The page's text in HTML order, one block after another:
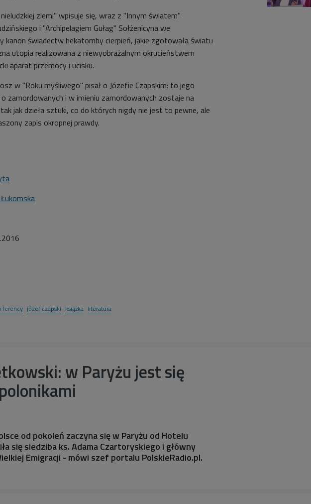
ziemi" wpisuje się, wraz z "Innym światem"
i "Archipelagiem Gułag" Sołżenicyna we
kanon świadectw hekatomby cierpień, jakie zgotowała światu
utopia realizowana z niewyobrażalnym okrucieństwem
aparat przemocy i ucisku.
w "Roku myśliwego" pisał o Józefie Czapskim: to jego
zamordowanych i w imieniu zamordowanych zostaje na
jak dzieła sztuki, co do których nigdy nie jest to pewne, ale
zapis okropnej prawdy.
ferency józef czapski książka literatura
w Paryżu jest się
od pokoleń zaczyna się w Paryżu od Hotelu
się siedziba ks. Adama Czartoryskiego i główny
Emigracji - mówi szef portalu PolskieRadio.pl.